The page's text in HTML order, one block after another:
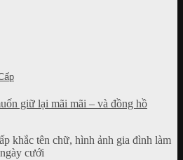
giữ lại mãi mãi – và đồng hồ